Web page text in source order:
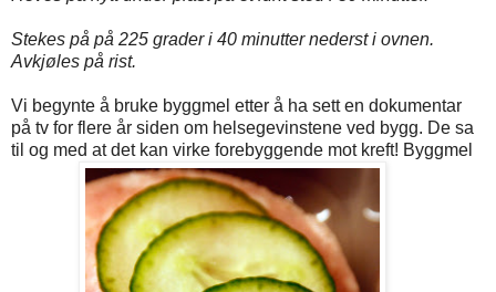
Stekes på på 225 grader i 40 minutter nederst i ovnen.
Avkjøles på rist.
Vi begynte å bruke byggmel etter å ha sett en dokumentar
på tv for flere år siden om helsegevinstene ved bygg. De sa
til og med at det kan virke forebyggende mot kreft! Byggmel